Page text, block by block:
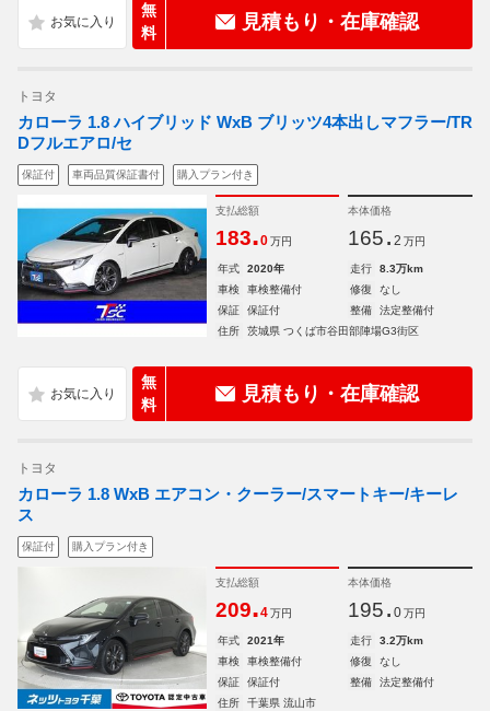
無
料
見積もり・在庫確認
トヨタ
カローラ 1.8 ハイブリッド WxB ブリッツ4本出しマフラー/TR
Dフルエアロ/セ
保証付 車両品質保証書付 購入プラン付き
支払総額
183.0 万円
本体価格
165. 2 万円
年式 2020年 走行
8.3万km
車検
車検整備付 修復
なし
保証
保証付 整備
法定整備付
住所
茨城県 つくば市谷田部陣場G3街区
無
料
見積もり・在庫確認
トヨタ
カローラ 1.8 WxB エアコン・クーラー/スマートキー/キーレ
ス
保証付 購入プラン付き
支払総額
209.4 万円
本体価格
195. 0 万円
年式 2021年 走行
3.2万km
車検
車検整備付 修復
なし
保証
保証付 整備
法定整備付
住所
千葉県 流山市